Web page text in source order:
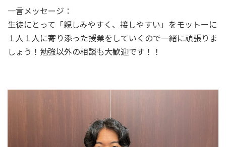
一言メッセージ：
生徒にとって「親しみやすく、接しやすい」をモットーに
１人１人に寄り添った授業をしていくので一緒に頑張りま
しょう！勉強以外の相談も大歓迎です！！